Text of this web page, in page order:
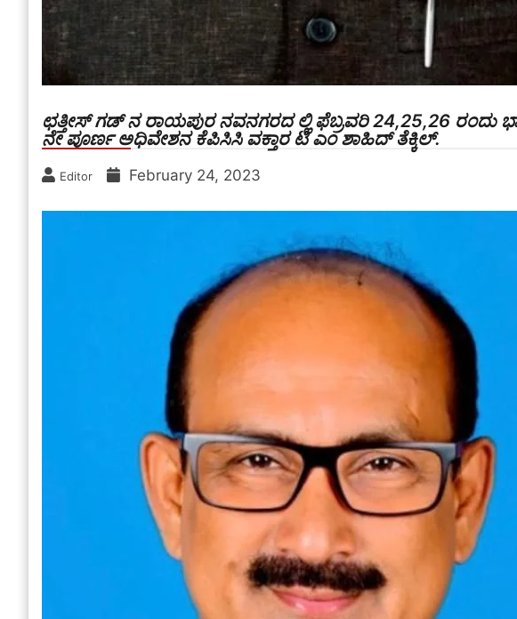
ಛತ್ತೀಸ್ ಗಡ್ ನ ರಾಯಪುರ ನವನಗರದ ಲ್ಲಿ ಫೆಬ್ರವರಿ 24,25,26 ರಂದು
ನೇ ಪೂರ್ಣ ಅಧಿವೇಶನ ಕೆಪಿಸಿಸಿ ವಕ್ತಾರ ಟಿ ಎಂ ಶಾಹಿದ್ ತೆಕ್ಕಿಲ್.
Editor February 24, 2023